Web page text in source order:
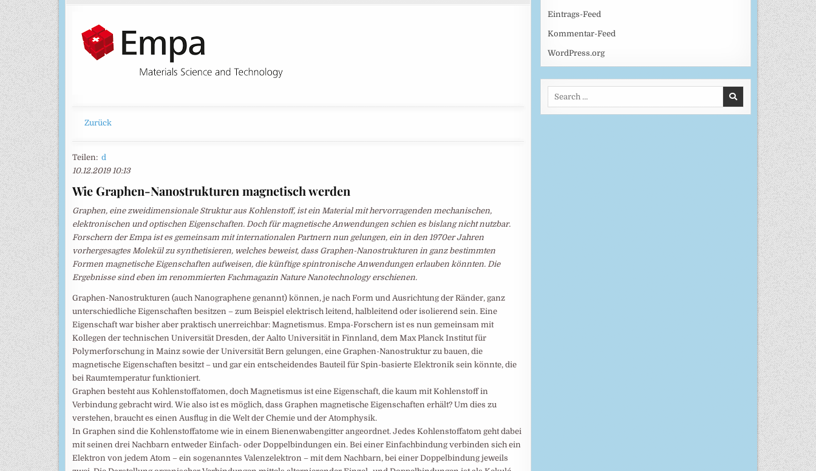
Zurück
Teilen: d
10.12.2019 10:13
Wie Graphen-Nanostrukturen magnetisch werden
Graphen, eine zweidimensionale Struktur aus Kohlenstoff, ist ein Material mit hervorragenden mechanischen,
elektronischen und optischen Eigenschaften. Doch für magnetische Anwendungen schien es bislang nicht nutzbar.
Forschern der Empa ist es gemeinsam mit internationalen Partnern nun gelungen, ein in den 1970er Jahren
vorhergesagtes Molekül zu synthetisieren, welches beweist, dass Graphen-Nanostrukturen in ganz bestimmten
Formen magnetische Eigenschaften aufweisen, die künftige spintronische Anwendungen erlauben könnten. Die
Ergebnisse sind eben im renommierten Fachmagazin Nature Nanotechnology erschienen.
Graphen-Nanostrukturen (auch Nanographene genannt) können, je nach Form und Ausrichtung der Ränder, ganz
unterschiedliche Eigenschaften besitzen – zum Beispiel elektrisch leitend, halbleitend oder isolierend sein. Eine
Eigenschaft war bisher aber praktisch unerreichbar: Magnetismus. Empa-Forschern ist es nun gemeinsam mit
Kollegen der technischen Universität Dresden, der Aalto Universität in Finnland, dem Max Planck Institut für
Polymerforschung in Mainz sowie der Universität Bern gelungen, eine Graphen-Nanostruktur zu bauen, die
magnetische Eigenschaften besitzt – und gar ein entscheidendes Bauteil für Spin-basierte Elektronik sein könnte, die
bei Raumtemperatur funktioniert.
Graphen besteht aus Kohlenstoffatomen, doch Magnetismus ist eine Eigenschaft, die kaum mit Kohlenstoff in
Verbindung gebracht wird. Wie also ist es möglich, dass Graphen magnetische Eigenschaften erhält? Um dies zu
verstehen, braucht es einen Ausflug in die Welt der Chemie und der Atomphysik.
In Graphen sind die Kohlenstoffatome wie in einem Bienenwabengitter angeordnet. Jedes Kohlenstoffatom geht dabei
mit seinen drei Nachbarn entweder Einfach- oder Doppelbindungen ein. Bei einer Einfachbindung verbinden sich ein
Elektron von jedem Atom – ein sogenanntes Valenzelektron – mit dem Nachbarn, bei einer Doppelbindung jeweils
Eintrags-Feed
Kommentar-Feed
WordPress.org